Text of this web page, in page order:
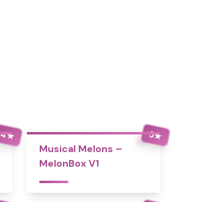
4★ 5★
Musical Melons –
MelonBox V1